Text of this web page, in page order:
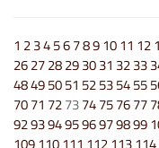
1 234567891011 12
262728293031 3233
48495051 52535455
7071 727374757677
9293949596979899